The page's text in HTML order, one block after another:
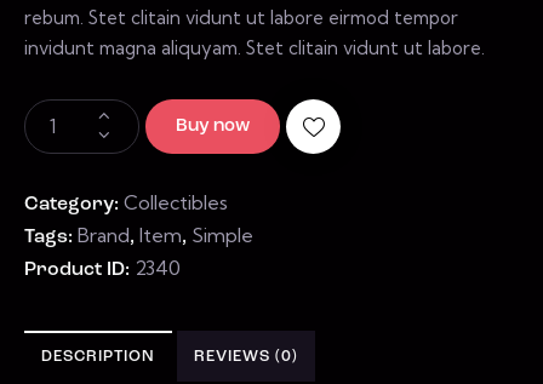
rebum. Stet clitain vidunt ut labore eirmod tempor
invidunt magna aliquyam. Stet clitain vidunt ut labore.
Buy now
Category: Collectibles
Tags: Brand, Item, Simple
Product ID: 2340
DESCRIPTION REVIEWS (0)